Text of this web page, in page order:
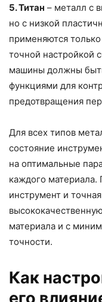
5. Титан – металл с
но с низкой
применяются
точной настройкой
машины должны
функциями для
предотвращения
Для всех типов
состояние
на оптимальные
каждого
инструмент и
материала и с
точности.
Как
его